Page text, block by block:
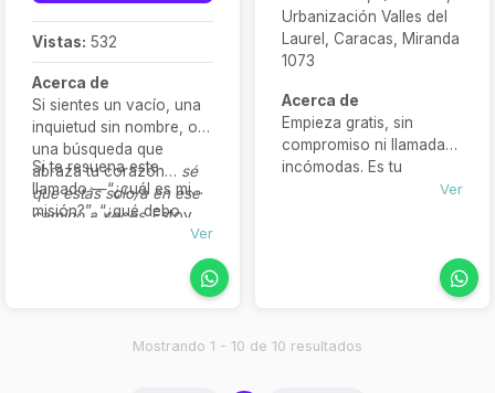
Vistas: 532
Acerca de
Si sientes un vacío, una
inquietud sin nombre, o
una búsqueda que
abraza tu corazón… sé
que estás solo/a en ese
camino a veces. Estoy
aquí para ayudarte a leer
norte y retomar tu rumbo
Si te resuena este
llamado —“¿cuál es mi
misión?”, “¿qué debo
sanar?”, “¿qué me están
diciendo los guías?”— te
sagrado de tu verdadera
Ver
Urbanización Valles del
Laurel, Caracas, Miranda
1073
Acerca de
Empieza gratis, sin
compromiso ni llamadas
incómodas. Es tu
oportunidad para probar
personalizada. Te espero
por WhatsApp para que
está esperando por ti.
Ver
Mostrando 1 - 10 de 10 resultados